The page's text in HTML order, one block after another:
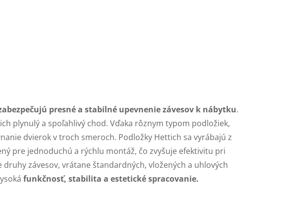
presné a stabilné upevnenie závesov k nábytku.
plynulý a spoľahlivý chod. Vďaka rôznym typom podložiek,
dvierok v troch smeroch. Podložky Hettich sa vyrábajú z
pre jednoduchú a rýchlu montáž, čo zvyšuje efektivitu pri
závesov, vrátane štandardných, vložených a uhlových
funkčnosť, stabilita a estetické spracovanie.